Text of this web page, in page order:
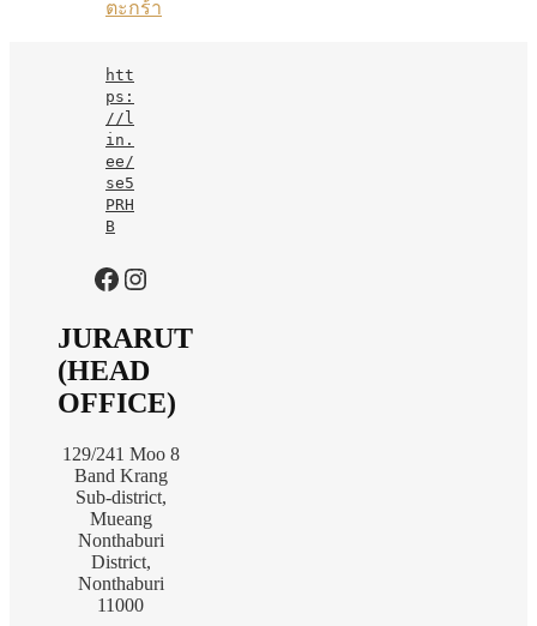
ตะกร้า
htt
ps:
//l
in.
ee/
se5
PRH
B
https://www.facebook.com/jurarutofficial?mibextid=LQQJ4d
Instagram
JURARUT
(HEAD
OFFICE)
129/241 Moo 8
Band Krang
Sub-district,
Mueang
Nonthaburi
District,
Nonthaburi
11000